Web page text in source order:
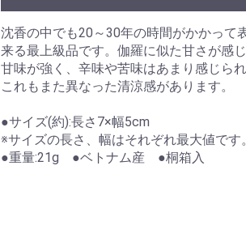
沈香の中でも20～30年の時間がかかって
来る最上級品です。伽羅に似た甘さが感じ
甘味が強く、辛味や苦味はあまり感じられ
これもまた異なった清涼感があります。
●サイズ(約):長さ7×幅5cm
※サイズの長さ、幅はそれぞれ最大値で
●重量:21g ●ベトナム産 ●桐箱入